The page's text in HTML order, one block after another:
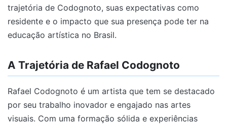
trajetória de Codognoto, suas expectativas como
residente e o impacto que sua presença pode ter na
educação artística no Brasil.
A Trajetória de Rafael Codognoto
Rafael Codognoto é um artista que tem se destacado
por seu trabalho inovador e engajado nas artes
visuais. Com uma formação sólida e experiências